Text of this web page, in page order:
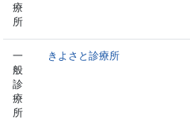
療
所
一
般
診
療
所
きよさと診療所